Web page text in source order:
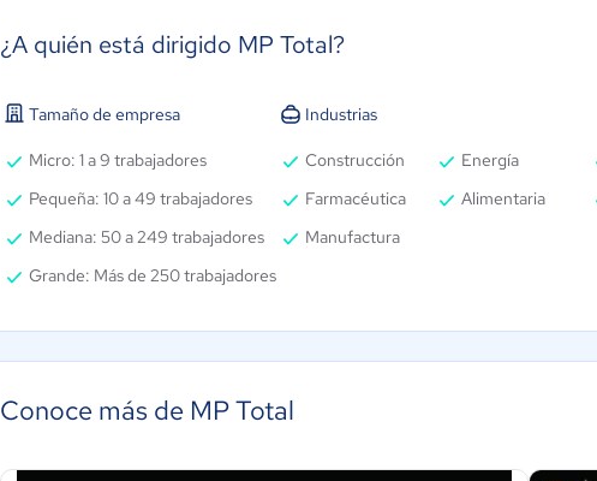
¿A quién está dirigido MP Total?
Tamaño de empresa
Micro: 1 a 9 trabajadores
Pequeña: 10 a 49 trabajadores
Mediana: 50 a 249 trabajadores
Grande: Más de 250 trabajadores
Industrias
Construcción Energía
Farmacéutica
Alimentaria
Manufactura
Conoce más de MP Total